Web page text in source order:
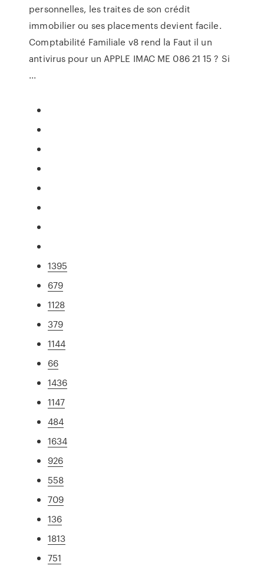
personnelles, les traites de son crédit
immobilier ou ses placements devient facile.
Comptabilité Familiale v8 rend la Faut il un
antivirus pour un APPLE IMAC ME 086 21 15 ? Si
...
1395
679
1128
379
1144
66
1436
1147
484
1634
926
558
709
136
1813
751